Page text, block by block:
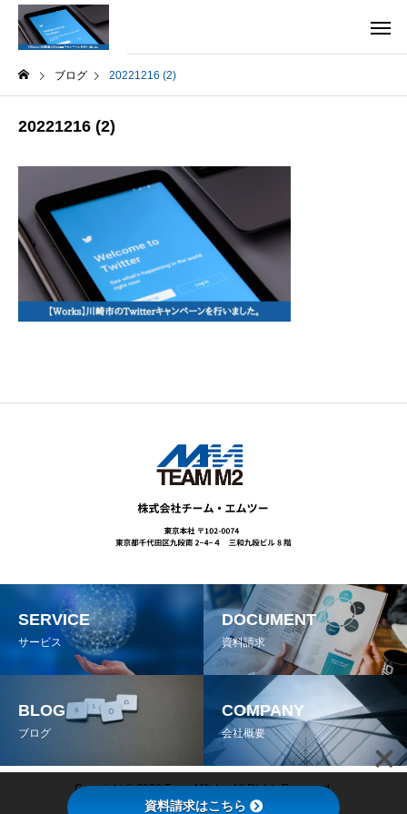
ブログ 20221216 (2)
20221216 (2)
SERVICE
サービス
DOCUMENT
資料請求
BLOG
ブログ
COMPANY
会社概要
Copyright © 2022 Team M2, Inc All Rights Reserved.
資料請求はこちら